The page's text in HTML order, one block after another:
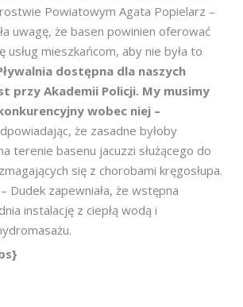
Powiatowym Agata Popielarz –
uwagę, że basen powinien oferować
mieszkańcom, aby nie była to
dostępna dla naszych
przy Akademii Policji. My musimy
wobec niej –
że zasadne byłoby
terenie basenu jacuzzi służącego do
się z chorobami kręgosłupa.
Dudek zapewniała, że wstępna
instalację z ciepłą wodą i